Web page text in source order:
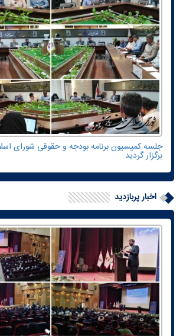
جلسه کمیسیون برنامه بودجه و حقوقی شورای
برگزار گردید
اخبار پربازدید